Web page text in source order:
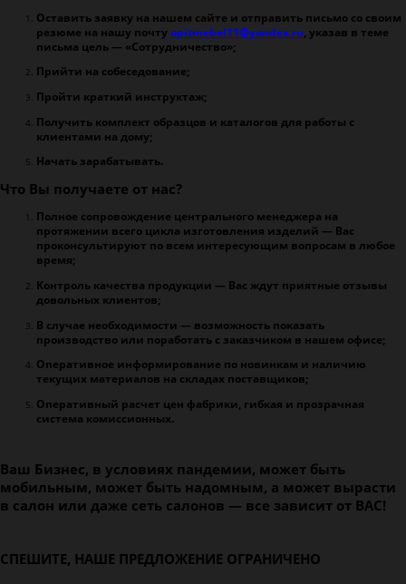
Оставить заявку на нашем сайте и отправить письмо со своим
резюме на нашу почту opitmebel11@yandex.ru , указав в теме
письма цель — «Сотрудничество»;
Прийти на собеседование;
Пройти краткий инструктаж;
Получить комплект образцов и каталогов для работы с
клиентами на дому;
Начать зарабатывать.
Что Вы получаете от нас?
Полное сопровождение центрального менеджера на
протяжении всего цикла изготовления изделий — Вас
проконсультируют по всем интересующим вопросам в любое
время;
Контроль качества продукции — Вас ждут приятные отзывы
довольных клиентов;
В случае необходимости — возможность показать
производство или поработать с заказчиком в нашем офисе;
Оперативное информирование по новинкам и наличию
текущих материалов на складах поставщиков;
Оперативный расчет цен фабрики, гибкая и прозрачная
система комиссионных.
Ваш Бизнес, в условиях пандемии, может быть
мобильным, может быть надомным, а может вырасти
в салон или даже сеть салонов — все зависит от ВАС!
СПЕШИТЕ, НАШЕ ПРЕДЛОЖЕНИЕ ОГРАНИЧЕНО